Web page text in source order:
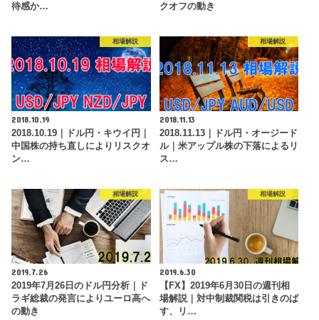
待感か…
クオフの動き
相場解説
2018.10.19
2018.10.19｜ドル円・キウイ円｜
中国株の持ち直しによりリスクオ
ン…
相場解説
2018.11.13
2018.11.13｜ドル円・オージード
ル｜米アップル株の下落によるリ
ス…
相場解説
2019.7.26
2019年7月26日のドル円分析｜ド
ラギ総裁の発言によりユーロ高へ
の動き
相場解説
2019.6.30
【FX】2019年6月30日の週刊相
場解説｜対中制裁関税は引きのば
す、リ…